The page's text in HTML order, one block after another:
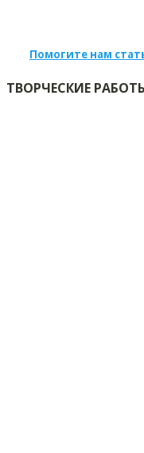
Помогите нам
ТВОРЧЕСКИЕ